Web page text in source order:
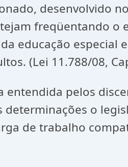
desenvolvido
freqüentando o
educação
(Lei 11.788/08,
entendida pelos
o
de trabalho